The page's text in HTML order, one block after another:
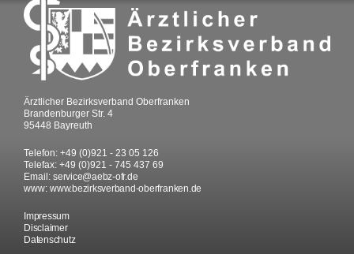
Ärztlicher Bezirksverband Oberfranken
Brandenburger Str. 4
95448 Bayreuth
Telefon: +49 (0)921 - 23 05 126
Telefax: +49 (0)921 - 745 437 69
Email: service@aebz-ofr.de
www: www.bezirksverband-oberfranken.de
Impressum
Disclaimer
Datenschutz